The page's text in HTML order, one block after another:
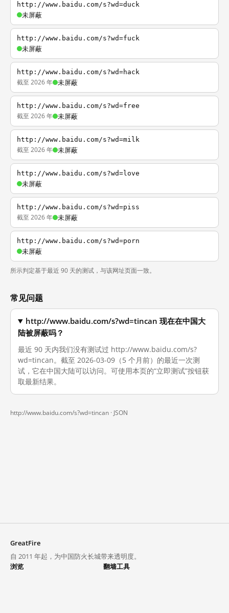
http://www.baidu.com/s?wd=duck
未屏蔽
http://www.baidu.com/s?wd=fuck
未屏蔽
http://www.baidu.com/s?wd=hack
截至 2026 年 未屏蔽
http://www.baidu.com/s?wd=free
截至 2026 年 未屏蔽
http://www.baidu.com/s?wd=milk
截至 2026 年 未屏蔽
http://www.baidu.com/s?wd=love
未屏蔽
http://www.baidu.com/s?wd=piss
截至 2026 年 未屏蔽
http://www.baidu.com/s?wd=porn
未屏蔽
所示判定基于最近 90 天的测试，与该网址页面一致。
常见问题
http://www.baidu.com/s?wd=tincan 现在在中国大
陆被屏蔽吗？
最近 90 天内我们没有测试过 http://www.baidu.com/s?
wd=tincan。截至 2026-03-09（5 个月前）的最近一次测
试，它在中国大陆可以访问。可使用本页的“立即测试”按钮获
取最新结果。
http://www.baidu.com/s?wd=tincan · JSON
GreatFire
自 2011 年起，为中国防火长城带来透明度。
浏览
翻墙工具